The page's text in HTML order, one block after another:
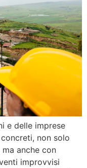
e delle imprese
non solo
anche con
improvvisi